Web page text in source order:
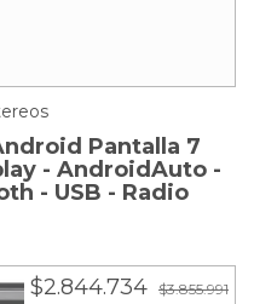
Pantalla 7
- AndroidAuto -
- USB - Radio
$2.844.734 $3.855.991